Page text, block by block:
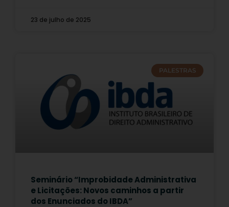
23 de julho de 2025
PALESTRAS
Seminário “Improbidade Administrativa
e Licitações: Novos caminhos a partir
dos Enunciados do IBDA”